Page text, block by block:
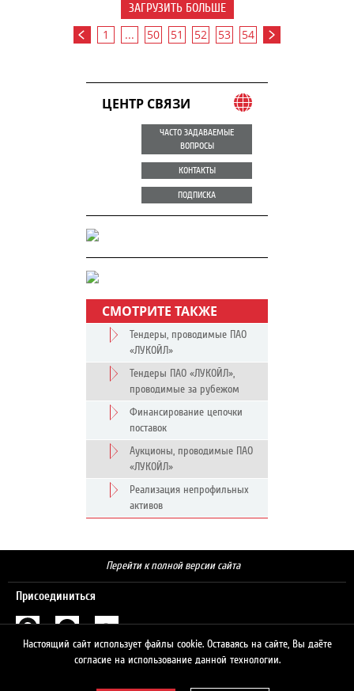
ЗАГРУЗИТЬ БОЛЬШЕ
1 ... 50 51 52 53 54
ЦЕНТР СВЯЗИ
ЧАСТО ЗАДАВАЕМЫЕ
ВОПРОСЫ
КОНТАКТЫ
ПОДПИСКА
СМОТРИТЕ ТАКЖЕ
Тендеры, проводимые ПАО
«ЛУКОЙЛ»
Тендеры ПАО «ЛУКОЙЛ»,
проводимые за рубежом
Финансирование цепочки
поставок
Аукционы, проводимые ПАО
«ЛУКОЙЛ»
Реализация непрофильных
активов
Перейти к полной версии сайта
Присоединиться
Настоящий сайт использует файлы cookie. Оставаясь на сайте, Вы даёте
согласие на использование данной технологии.